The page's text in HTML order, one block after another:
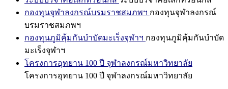
กองทุนจุฬาลงกรณ์บรมราชสมภพฯ กองทุนจุฬาลงกรณ์
บรมราชสมภพฯ
กองทุนภูมิคุ้มกันบำบัดมะเร็งจุฬาฯ กองทุนภูมิคุ้มกันบำบัด
มะเร็งจุฬาฯ
โครงการอุทยาน 100 ปี จุฬาลงกรณ์มหาวิทยาลัย
โครงการอุทยาน 100 ปี จุฬาลงกรณ์มหาวิทยาลัย